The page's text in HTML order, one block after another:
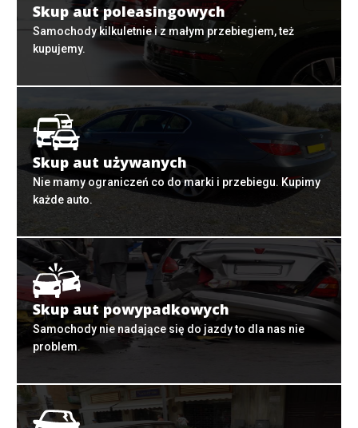
Skup aut poleasingowych
Samochody kilkuletnie i z małym przebiegiem, też
kupujemy.
Skup aut używanych
Nie mamy ograniczeń co do marki i przebiegu. Kupimy
każde auto.
Skup aut powypadkowych
Samochody nie nadające się do jazdy to dla nas nie
problem.